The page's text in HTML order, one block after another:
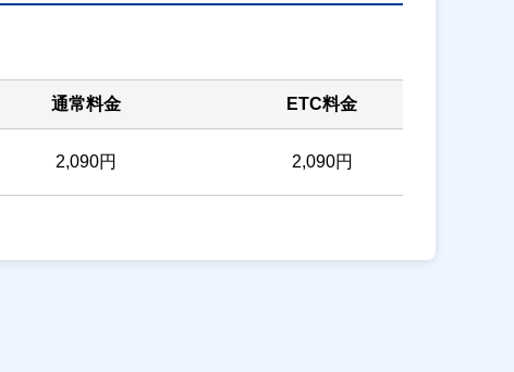
通常料金 ETC料金
2,090円 2,090円